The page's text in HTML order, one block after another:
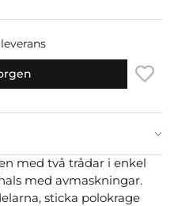
med två trådar i enkel
med avmaskningar.
sticka polokrage